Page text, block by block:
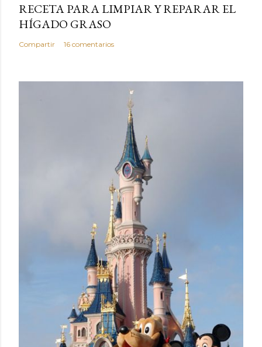
RECETA PARA LIMPIAR Y REPARAR EL
HÍGADO GRASO
Compartir 16 comentarios